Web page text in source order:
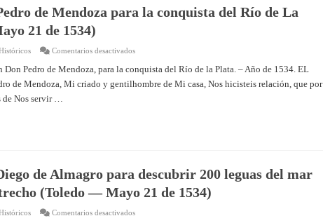
Gobernaciones
(Madrid,
de Mendoza para la conquista del Río de La
21 de 1534)
Comentarios desactivadosen
con
Pedro
de
(Toledo
—
21
Pedro de Mendoza, para la conquista del Río de la Plata. – Año de 1534. EL
de Mendoza, Mi criado y gentilhombre de Mi casa, Nos hicisteis relación, que por
Nos servir …
de Almagro para descubrir 200 leguas del mar
(Toledo — Mayo 21 de 1534)
Comentarios desactivadosen